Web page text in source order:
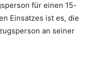
für einen 15-
Einsatzes ist es, die
an seiner